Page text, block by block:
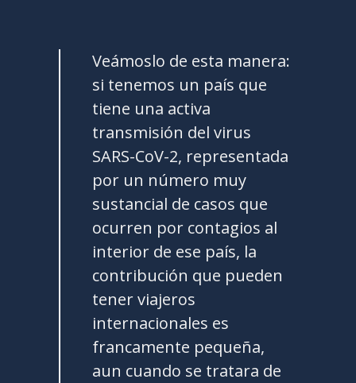
Veámoslo de esta manera:
si tenemos un país que
tiene una activa
transmisión del virus
SARS-CoV-2, representada
por un número muy
sustancial de casos que
ocurren por contagios al
interior de ese país, la
contribución que pueden
tener viajeros
internacionales es
francamente pequeña,
aun cuando se tratara de